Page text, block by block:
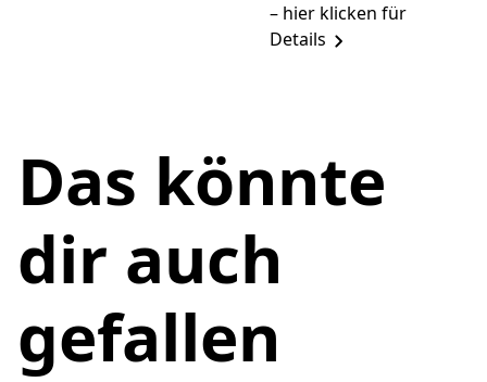
– hier klicken für
Details
Das könnte
dir auch
gefallen